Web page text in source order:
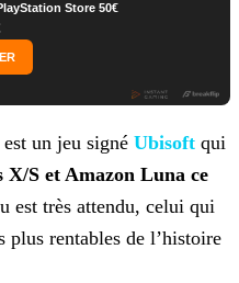
Store 50€
est un jeu signé Ubisoft qui
X/S et Amazon Luna ce
est très attendu, celui qui
plus rentables de l’histoire